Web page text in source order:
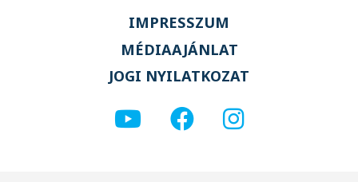
IMPRESSZUM
MÉDIAAJÁNLAT
JOGI NYILATKOZAT